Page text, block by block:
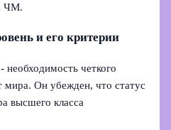
ЧМ.
и его критерии
четкого
мира. Он убежден, что статус
высшего класса